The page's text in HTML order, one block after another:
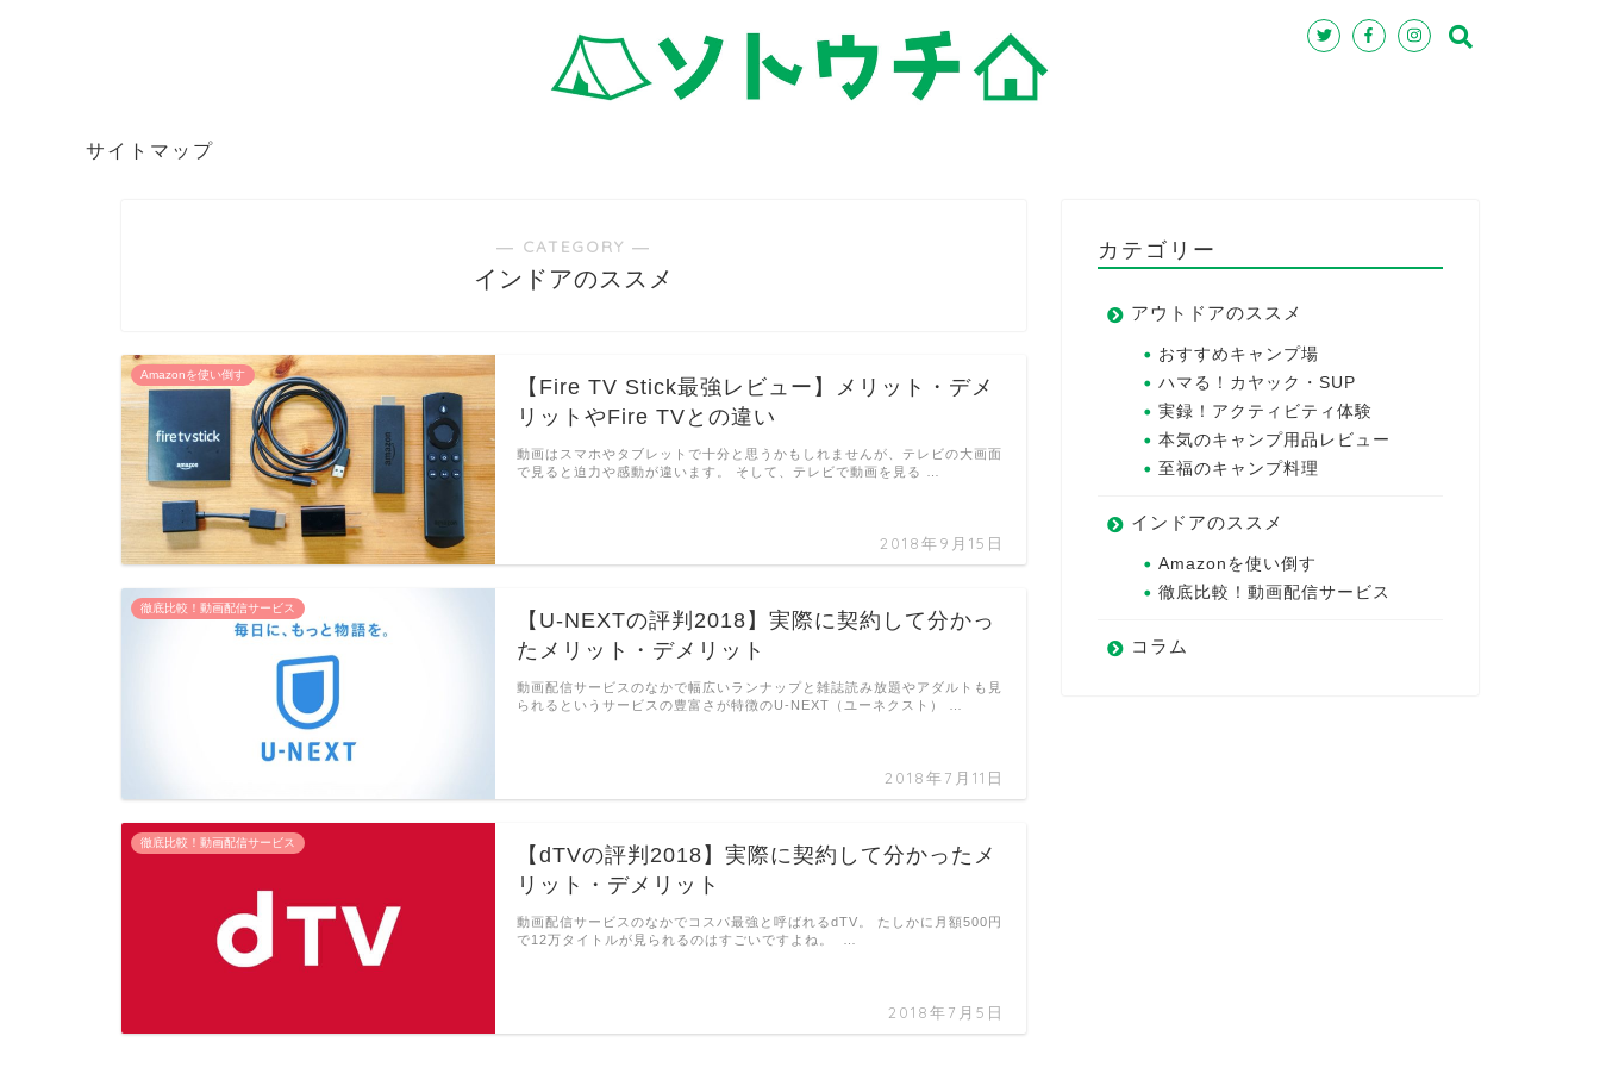
サイトマップ
― CATEGORY ―
インドアのススメ
Amazonを使い倒す
【Fire TV Stick最強レビュー】メリット・デメ
リットやFire TVとの違い
2018年9月15日
動画はスマホやタブレットで十分と思うかもしれませんが、テレビの大画面
で見ると迫力や感動が違います。 そして、テレビで動画を見る …
徹底比較！動画配信サービス
【U-NEXTの評判2018】実際に契約して分かっ
たメリット・デメリット
2018年7月11日
動画配信サービスのなかで幅広いランナップと雑誌読み放題やアダルトも見
られるというサービスの豊富さが特徴のU-NEXT（ユーネクスト） …
徹底比較！動画配信サービス
【dTVの評判2018】実際に契約して分かったメ
リット・デメリット
2018年7月5日
動画配信サービスのなかでコスパ最強と呼ばれるdTV。 たしかに月額500円
で12万タイトルが見られるのはすごいですよね。 …
カテゴリー
アウトドアのススメ
おすすめキャンプ場
ハマる！カヤック・SUP
実録！アクティビティ体験
本気のキャンプ用品レビュー
至福のキャンプ料理
インドアのススメ
Amazonを使い倒す
徹底比較！動画配信サービス
コラム